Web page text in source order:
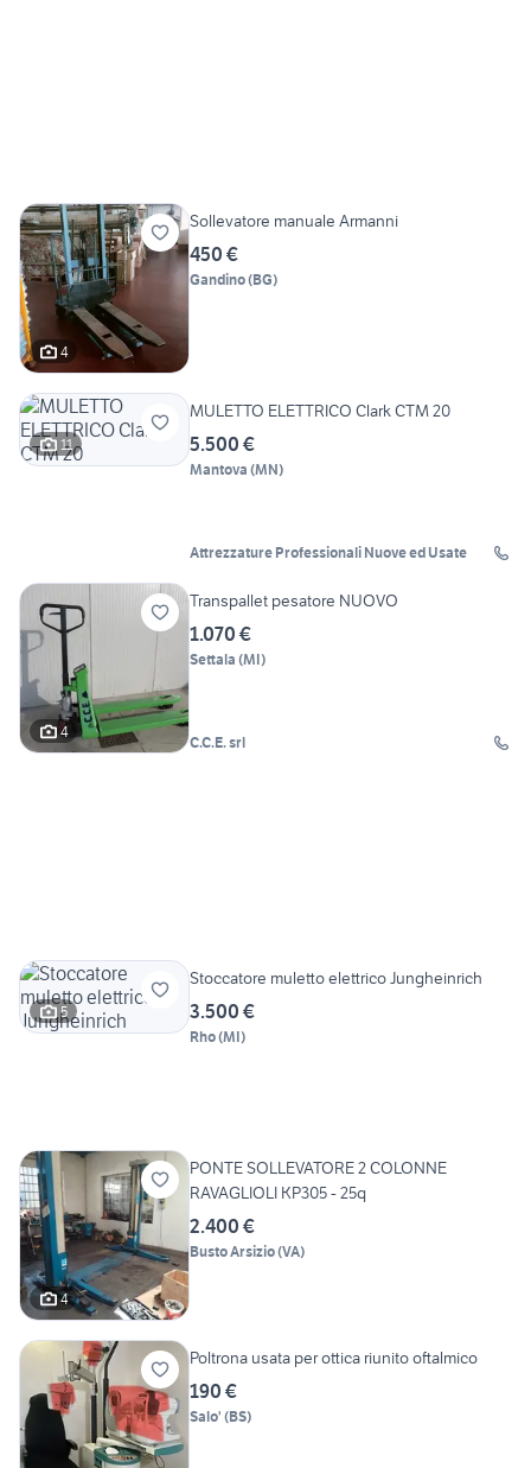
4
Sollevatore manuale Armanni
450 €
Gandino(BG)
11
MULETTO ELETTRICO Clark CTM 20
5.500 €
Mantova (MN)
Attrezzature Professionali Nuove ed Usate
4
Transpallet pesatore NUOVO
1.070 €
Settala (MI)
C.C.E. srl
5
Stoccatore muletto elettrico Jungheinrich
3.500 €
Rho(MI)
4
PONTE SOLLEVATORE 2 COLONNE
RAVAGLIOLI KP305 - 25q
2.400 €
Busto Arsizio(VA)
Poltrona usata per ottica riunito oftalmico
190 €
Salo' (BS)